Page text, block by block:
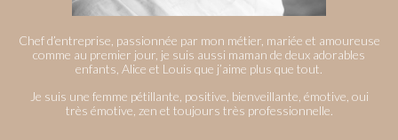
Chef d’entreprise, passionnée par mon métier, mariée et amoureuse
comme au premier jour, je suis aussi maman de deux adorables
enfants, Alice et Louis que j’aime plus que tout.
Je suis une femme pétillante, positive, bienveillante, émotive, oui
très émotive, zen et toujours très professionnelle.